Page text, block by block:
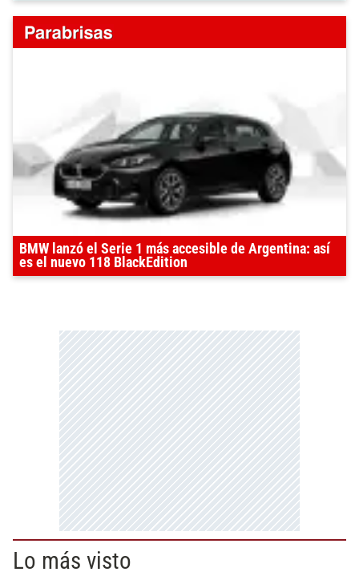
BMW lanzó el Serie 1 más accesible de Argentina: así
es el nuevo 118 BlackEdition
Lo más visto